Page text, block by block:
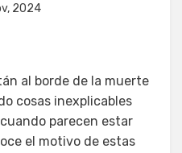
Miranda Servín
2024
al borde de la muerte
cosas inexplicables
parecen estar
el motivo de estas